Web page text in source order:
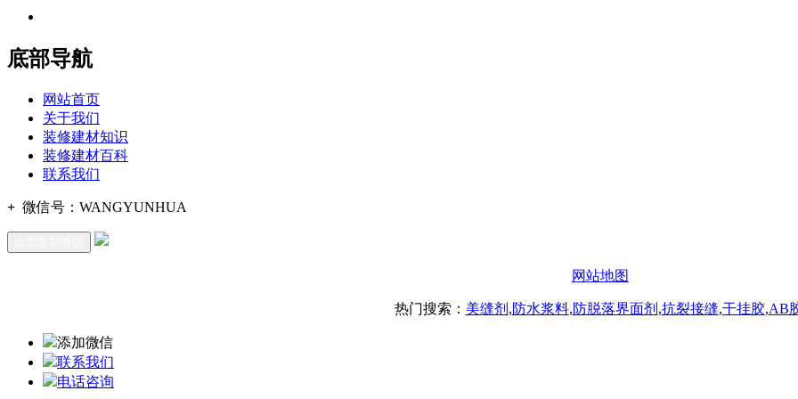
底部导航
网站首页
关于我们
装修建材知识
装修建材百科
联系我们
+ 微信号： WANGYUNHUA
网站地图
热门搜索： 美缝剂 ,防水浆料,防脱落界面剂 ,抗裂接缝,干挂胶,AB
添加微信
联系我们
电话咨询